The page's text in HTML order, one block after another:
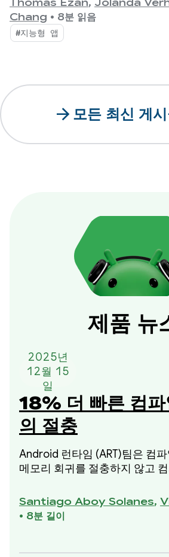
'지능형 Android 앱 빌드'에 다시
다.
Thomas Ezan, Jolanda
Chang • 8분 읽음
#지능형 앱
arrow_forward 모든 최신 게시
제품 뉴
2025년
12월 15
일
18% 더 빠른 컴
의 절충
Android 런타임 (ART)팀은 컴
메모리 회귀를 절충하지 않고
컴파일된 코드의 품질을 희생하
간을 개선하기 위한 2025년 이
Santiago Aboy Solanes,
• 8분 길이